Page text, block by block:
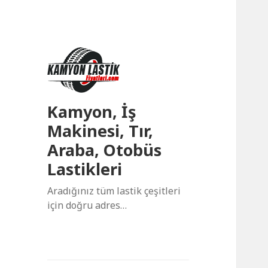
Kamyon, İş
Makinesi, Tır,
Araba, Otobüs
Lastikleri
Aradığınız tüm lastik çeşitleri
için doğru adres…